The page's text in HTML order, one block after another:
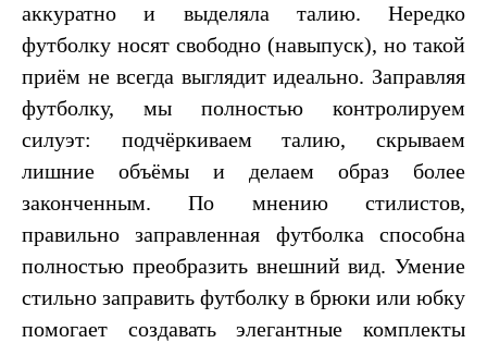
аккуратно и выделяла талию. Нередко
футболку носят свободно (навыпуск), но такой
приём не всегда выглядит идеально. Заправляя
футболку, мы полностью контролируем
силуэт: подчёркиваем талию, скрываем
лишние объёмы и делаем образ более
законченным. По мнению стилистов,
правильно заправленная футболка способна
полностью преобразить внешний вид. Умение
стильно заправить футболку в брюки или юбку
помогает создавать элегантные комплекты